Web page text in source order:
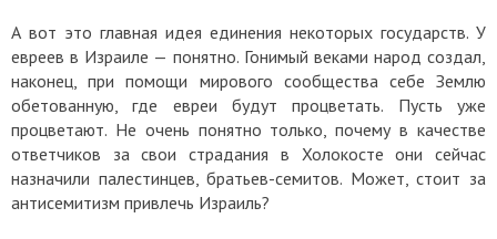
А вот это главная идея единения некоторых государств. У
евреев в Израиле — понятно. Гонимый веками народ создал,
наконец, при помощи мирового сообщества себе Землю
обетованную, где евреи будут процветать. Пусть уже
процветают. Не очень понятно только, почему в качестве
ответчиков за свои страдания в Холокосте они сейчас
назначили палестинцев, братьев-семитов. Может, стоит за
антисемитизм привлечь Израиль?